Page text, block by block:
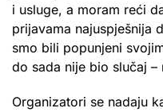
i usluge, a moram reći
prijavama najuspješnija
smo bili popunjeni
do sada nije bio slučaj –
Organizatori se nadaju